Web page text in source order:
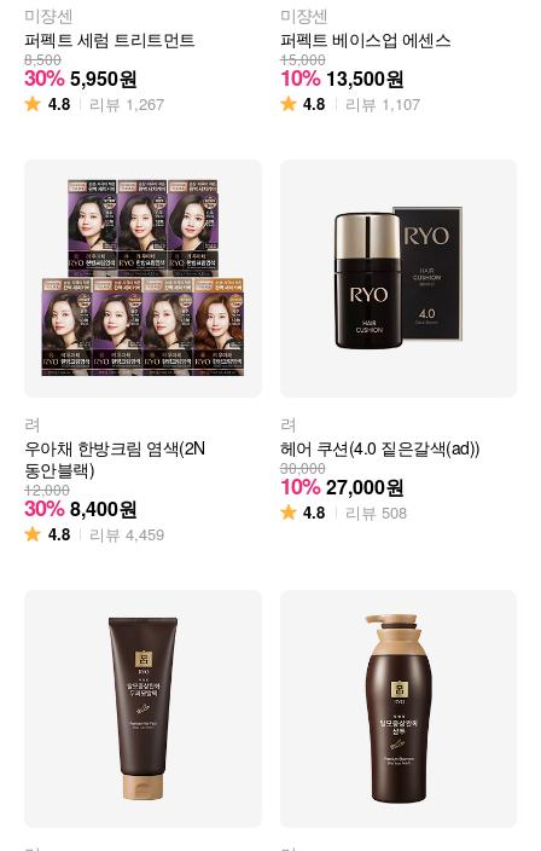
미쟝센
퍼펙트 세럼 트리트먼트
8,500
30% 5,950원
4.8 리뷰 1,267
미쟝센
퍼펙트 베이스업 에센스
15,000
10% 13,500원
4.8 리뷰 1,107
려
우아채 한방크림 염색(2N
동안블랙)
12,000
30% 8,400원
4.8 리뷰 4,459
려
헤어 쿠션(4.0 짙은갈색(ad))
30,000
10% 27,000원
4.8 리뷰 508